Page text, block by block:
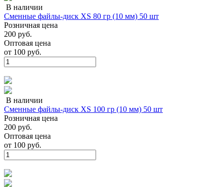
В наличии
Сменные файлы-диск XS 80 гр (10 мм) 50 шт
Розничная цена
200 руб.
Оптовая цена
от 100 руб.
В наличии
Сменные файлы-диск XS 100 гр (10 мм) 50 шт
Розничная цена
200 руб.
Оптовая цена
от 100 руб.